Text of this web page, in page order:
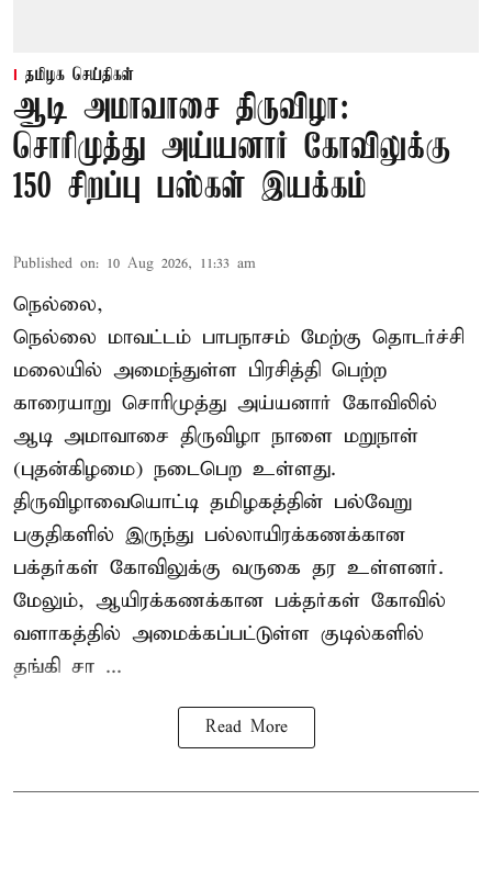
தமிழக செய்திகள்
ஆடி அமாவாசை திருவிழா:
சொரிமுத்து அய்யனார் கோவிலுக்கு
150 சிறப்பு பஸ்கள் இயக்கம்
Published on: 10 Aug 2026, 11:33 am
நெல்லை,
நெல்லை மாவட்டம் பாபநாசம் மேற்கு தொடர்ச்சி
மலையில் அமைந்துள்ள பிரசித்தி பெற்ற
காரையாறு சொரிமுத்து அய்யனார் கோவிலில்
ஆடி அமாவாசை திருவிழா நாளை மறுநாள்
(புதன்கிழமை) நடைபெற உள்ளது.
திருவிழாவையொட்டி தமிழகத்தின் பல்வேறு
பகுதிகளில் இருந்து பல்லாயிரக்கணக்கான
பக்தர்கள் கோவிலுக்கு வருகை தர உள்ளனர்.
மேலும், ஆயிரக்கணக்கான பக்தர்கள் கோவில்
வளாகத்தில் அமைக்கப்பட்டுள்ள குடில்களில்
தங்கி சா ...
Read More